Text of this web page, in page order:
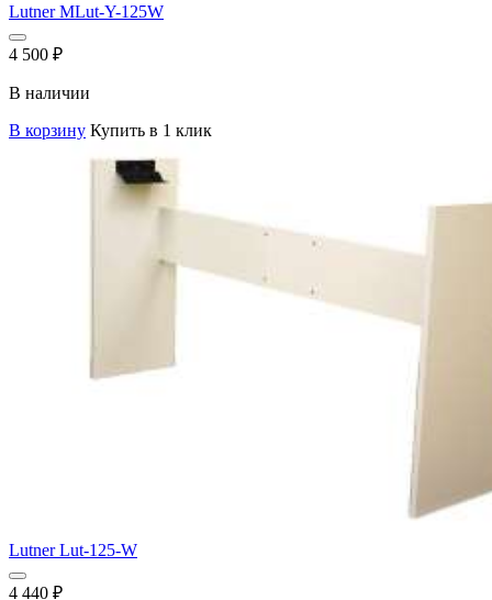
Lutner MLut-Y-125W
4 500 ₽
В наличии
В корзину Купить в 1 клик
Lutner Lut-125-W
4 440 ₽